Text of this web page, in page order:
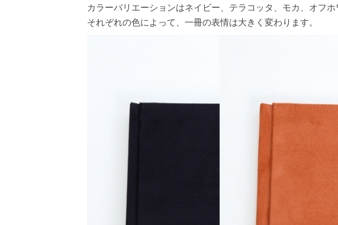
カラーバリエーションはネイビー、テラコッタ、モカ、オフホ
それぞれの色によって、一冊の表情は大きく変わります。